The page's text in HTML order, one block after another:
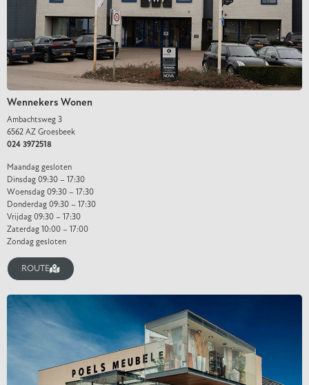
Wennekers Wonen
Ambachtsweg 3
6562 AZ Groesbeek
024 3972518
Maandag gesloten
Dinsdag 09:30 – 17:30
Woensdag 09:30 – 17:30
Donderdag 09:30 – 17:30
Vrijdag 09:30 – 17:30
Zaterdag 10:00 – 17:00
Zondag gesloten
ROUTE